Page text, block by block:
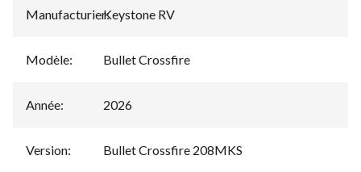
Manufacturier:
Keystone RV
Modèle: Bullet Crossfire
Année: 2026
Version: Bullet Crossfire 208MKS